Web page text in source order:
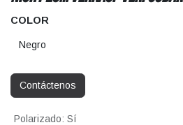
COLOR
Contáctenos
Polarizado: Sí